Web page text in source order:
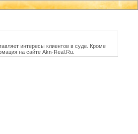
интересы клиентов в суде. Кроме
на сайте Akn-Real.Ru.